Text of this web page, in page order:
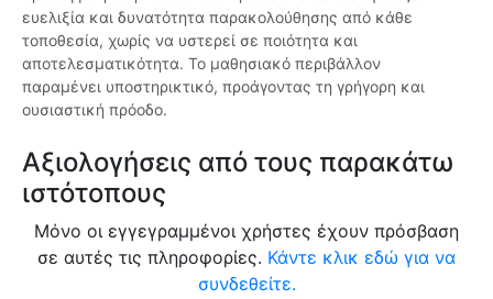
ευελιξία και δυνατότητα παρακολούθησης από κάθε
τοποθεσία, χωρίς να υστερεί σε ποιότητα και
αποτελεσματικότητα. Το μαθησιακό περιβάλλον
παραμένει υποστηρικτικό, προάγοντας τη γρήγορη και
ουσιαστική πρόοδο.
Αξιολογήσεις από τους παρακάτω
ιστότοπους
Μόνο οι εγγεγραμμένοι χρήστες έχουν πρόσβαση
σε αυτές τις πληροφορίες. Κάντε κλικ εδώ για να
συνδεθείτε.